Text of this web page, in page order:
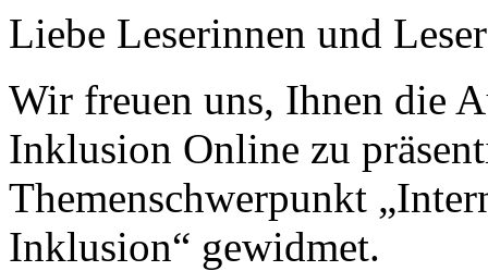
Liebe Leserinnen und
Wir freuen uns, Ihnen die
Inklusion Online zu
Themenschwerpunkt
Inklusion“ gewidmet.